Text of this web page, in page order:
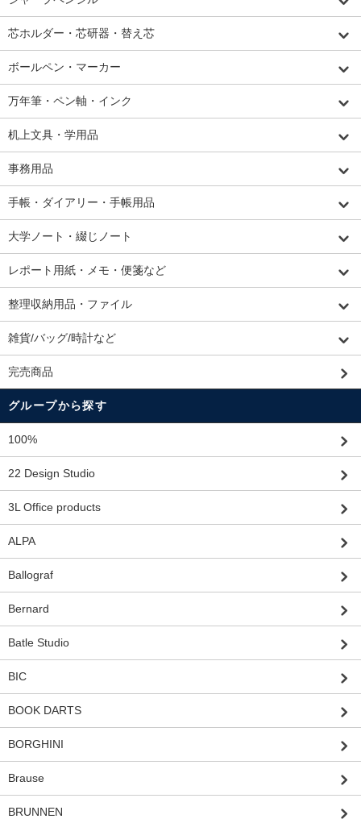
芯ホルダー・芯研器・替え芯
ボールペン・マーカー
万年筆・ペン軸・インク
机上文具・学用品
事務用品
手帳・ダイアリー・手帳用品
大学ノート・綴じノート
レポート用紙・メモ・便箋など
整理収納用品・ファイル
雑貨/バッグ/時計など
完売商品
グループから探す
100%
22 Design Studio
3L Office products
ALPA
Ballograf
Bernard
Batle Studio
BIC
BOOK DARTS
BORGHINI
Brause
BRUNNEN